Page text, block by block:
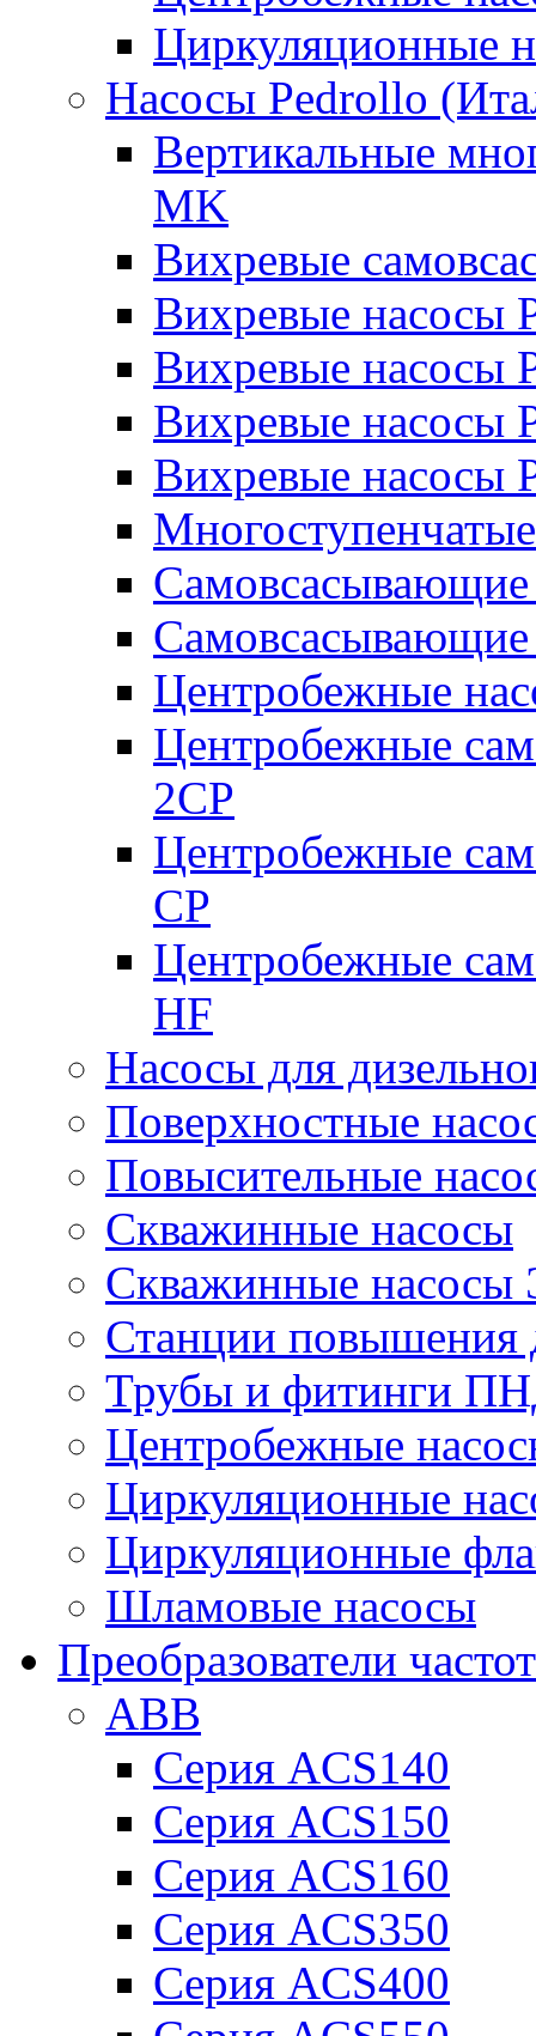
Циркуляционные
Насосы Pedrollo
Вертикальные
MK
Вихревые
Вихревые насосы
Вихревые насосы
Вихревые насосы
Вихревые насосы
Самовсасывающие
Центробежные
Центробежные
2CP
Центробежные
CP
Центробежные
HF
Насосы для
Поверхностные
Повысительные
Скважинные насосы
Скважинные
Станции повышения
Трубы и фитинги
Центробежные
Циркуляционные
Циркуляционные
Шламовые насосы
Преобразователи
ABB
Серия ACS140
Серия ACS150
Серия ACS160
Серия ACS350
Серия ACS400